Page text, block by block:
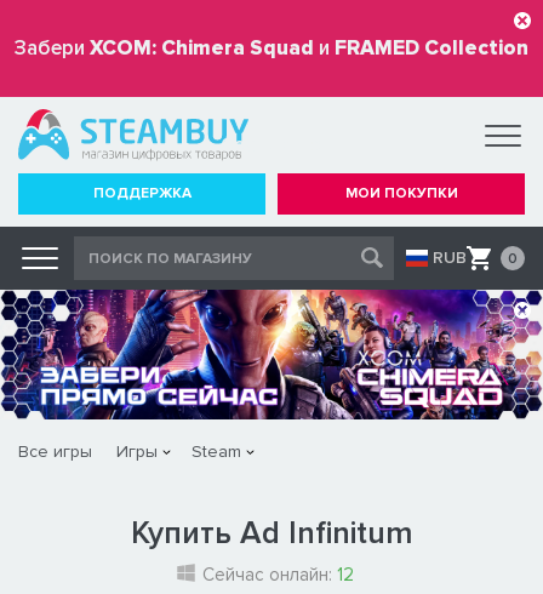
Забери XCOM: Chimera Squad и FRAMED Collection
бесплатно
ПОДДЕРЖКА МОИ ПОКУПКИ
RUB 0
Все игры Игры Steam
Купить Ad Infinitum
Сейчас онлайн: 12